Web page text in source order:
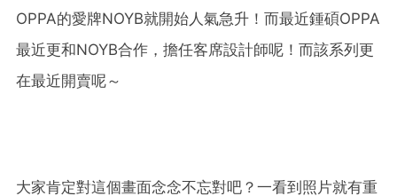
OPPA的愛牌NOYB就開始人氣急升！而最近鍾碩OPPA
最近更和NOYB合作，擔任客席設計師呢！而該系列更
在最近開賣呢～
大家肯定對這個畫面念念不忘對吧？一看到照片就有重